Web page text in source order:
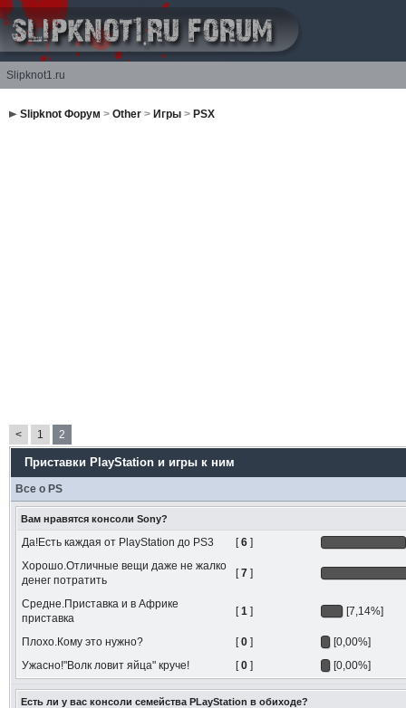
Slipknot1.ru
Slipknot Форум > Other> Игры> PSX
< 1 2
Приставки PlayStation и игры к ним
Все о PS
Вам нравятся консоли Sony?
Да!Есть каждая от PlayStation до PS3 [6]
Хорошо.Отличные вещи даже не жалко
денег потратить
[7]
Средне.Приставка и в Африке
приставка
[1] [7,14%]
Плохо.Кому это нужно? [0]
[0,00%]
Ужасно!"Волк ловит яйца" круче!
[0] [0,00%]
Есть ли у вас консоли семейства PLayStation в обиходе?